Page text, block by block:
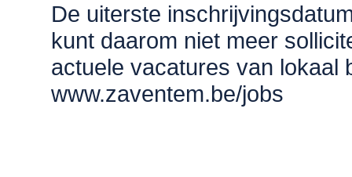
De uiterste
kunt daarom niet meer
actuele vacatures van lokaal
www.zaventem.be/jobs